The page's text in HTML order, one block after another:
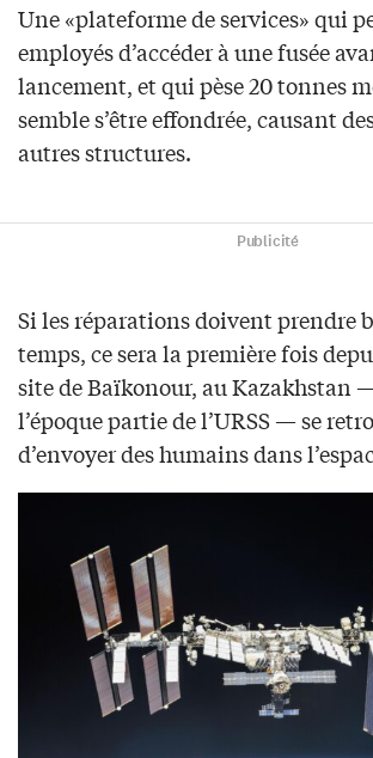
Une «plateforme de services» qui
employés d’accéder à une fusée
lancement, et qui pèse 20 tonnes
semble s’être effondrée, causant
autres structures.
Publicité
Si les réparations doivent prendre
temps, ce sera la première fois
site de Baïkonour, au Kazakhstan
l’époque partie de l’URSS — se
d’envoyer des humains dans